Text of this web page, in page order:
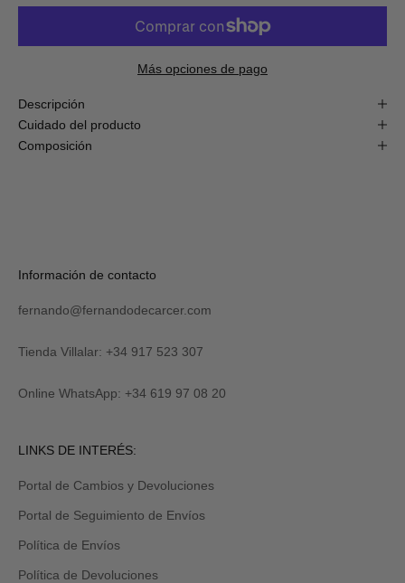
Más opciones de pago
Descripción
Cuidado del producto
Composición
de
online!
R
I
I
M
E
tu
al
y
recibirás
Revisa
carpeta
de
promociones
spam.
Información de contacto
fernando@fernandodecarcer.com
Tienda Villalar: +34 917 523 307
Online WhatsApp: +34 619 97 08 20
LINKS DE INTERÉS:
Portal de Cambios y Devoluciones
Portal de Seguimiento de Envíos
Política de Envíos
Política de Devoluciones